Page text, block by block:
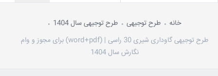
خانه طرح توجیهی
طرح توجیهی سال 1404
طرح توجیهی گاوداری شیری 30 راسی | (word+pdf) برای مجوز و وام
نگارش سال 1404